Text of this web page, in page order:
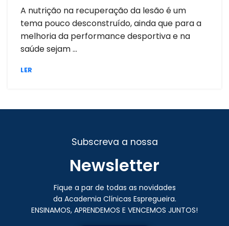
A nutrição na recuperação da lesão é um
tema pouco desconstruído, ainda que para a
melhoria da performance desportiva e na
saúde sejam ...
LER
Subscreva a nossa
Newsletter
Fique a par de todas as novidades
da Academia Clínicas Espregueira.
ENSINAMOS, APRENDEMOS E VENCEMOS JUNTOS!